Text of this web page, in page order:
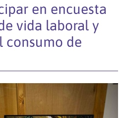
en encuesta
vida laboral y
consumo de